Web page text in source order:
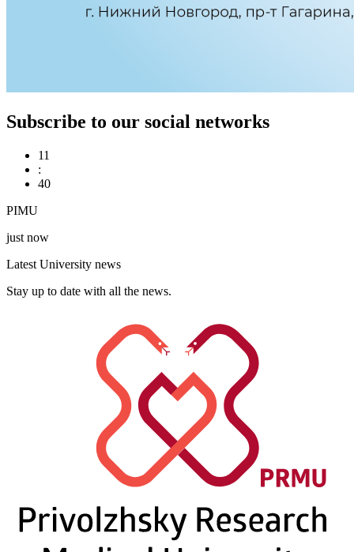
Subscribe to our social networks
11
:
40
PIMU
just now
Latest University news
Stay up to date with all the news.